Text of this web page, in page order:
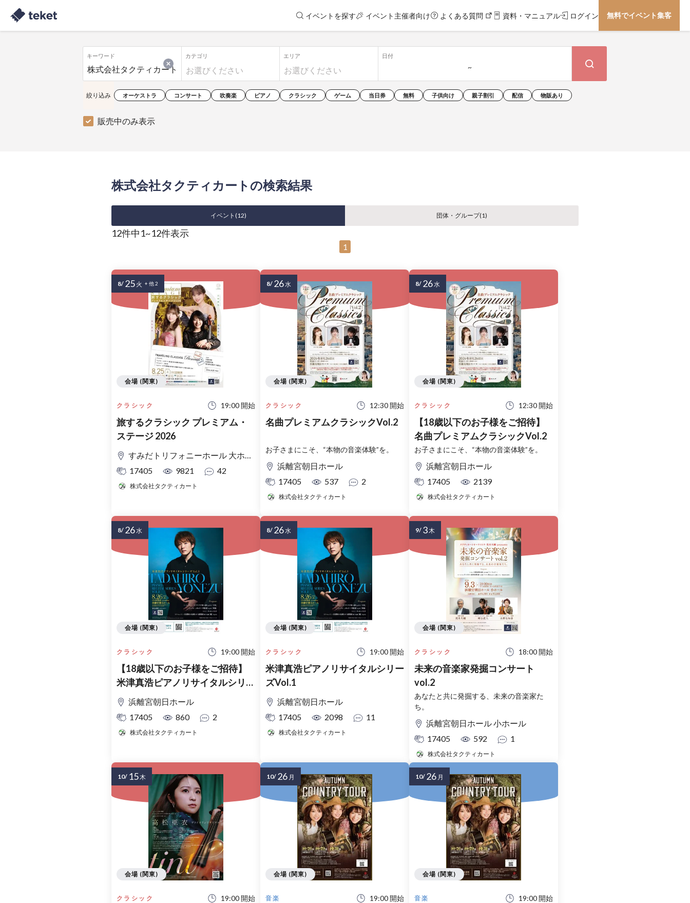
イベントを探す イベント主催者向け よくある質問 資料・マニュアル ログイン 無料でイベント集客
キーワード
オーケストラ コンサート 吹奏楽 ピアノ クラシック ゲーム 当日券 無料 子供向け 親子割引 配信 物販あり
カテゴリ エリア 日付
販売中のみ表示
絞り込み
株式会社タクティカートの検索結果
イベント(12) 団体・グループ(1)
12件中1~12件表示
1
クラシック 19:00 開始
旅するクラシック プレミアム・
ステージ 2026
すみだトリフォニーホール 大ホール
17405
9821 42
株式会社タクティカート
会場 (関東)
8/ 25 火 + 他 2
クラシック 12:30 開始
名曲プレミアムクラシックVol.2
お子さまにこそ、“本物の音楽体験”を。
浜離宮朝日ホール
17405
537 2
株式会社タクティカート
会場 (関東)
8/ 26水
クラシック 12:30 開始
【18歳以下のお子様をご招待】
名曲プレミアムクラシックVol.2
お子さまにこそ、“本物の音楽体験”を。
浜離宮朝日ホール
17405
2139
株式会社タクティカート
会場 (関東)
8/ 26水
クラシック 19:00 開始
【18歳以下のお子様をご招待】
米津真浩ピアノリサイタルシリー
ズVol.1
浜離宮朝日ホール
17405
860 2
株式会社タクティカート
会場 (関東)
8/ 26水
クラシック 19:00 開始
米津真浩ピアノリサイタルシリー
ズVol.1
浜離宮朝日ホール
17405
2098 11
株式会社タクティカート
会場 (関東)
8/ 26水
クラシック 18:00 開始
未来の音楽家発掘コンサート
vol.2
あなたと共に発掘する、未来の音楽家た
ち。
浜離宮朝日ホール 小ホール
17405
592 1
株式会社タクティカート
会場 (関東)
9/ 3木
クラシック 19:00 開始
会場 (関東)
10/ 15木
音楽 19:00 開始
会場 (関東)
10/ 26 月
音楽 19:00 開始
会場 (関東)
10/ 26 月